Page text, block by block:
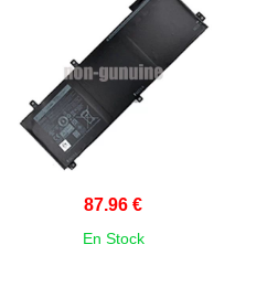
87.96 €
En Stock